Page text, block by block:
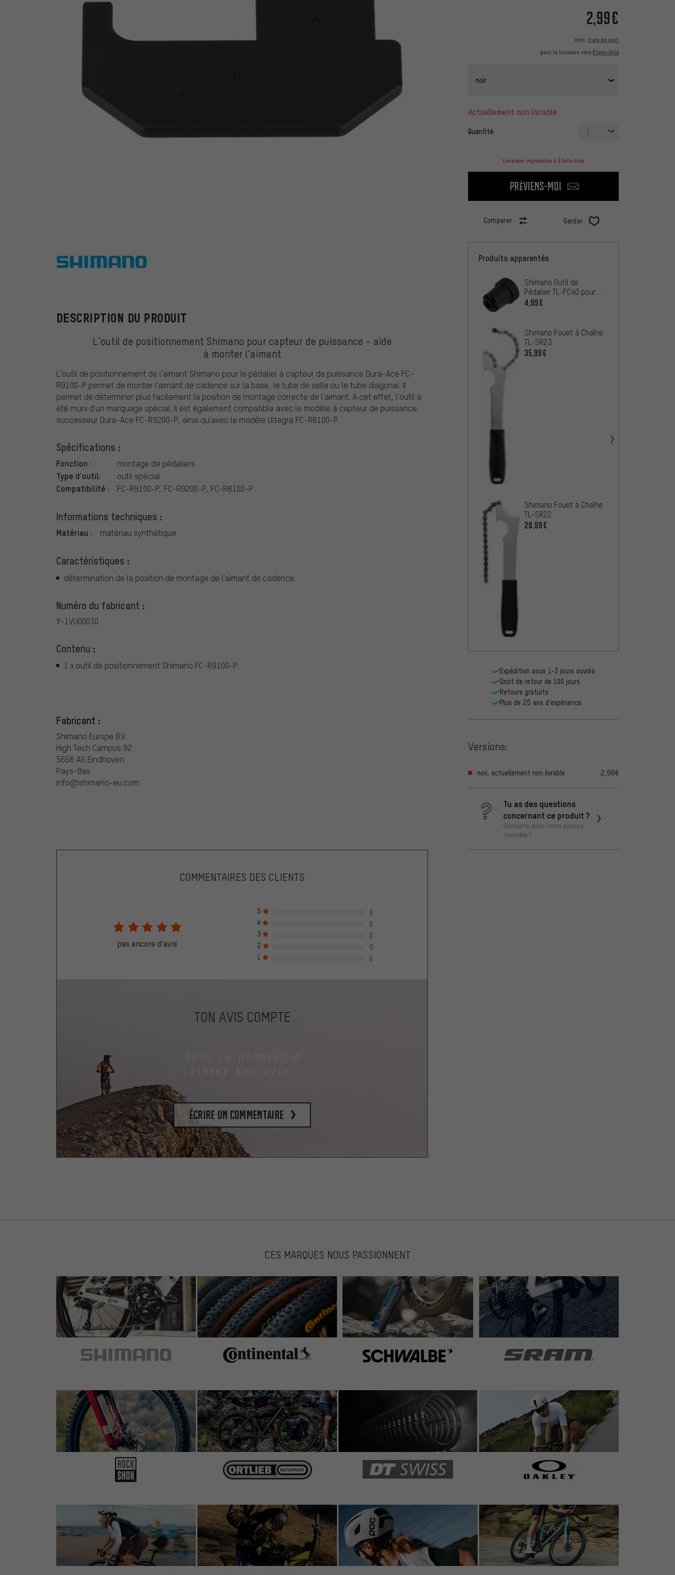
2,99€
excl. frais de port
pour la livraison vers États-Unis
noir
actuellement non livrable
Quantité: 1
Livraison impossible à États-Unis
Préviens-moi
Comparer Garder
Shimano
DESCRIPTION DU PRODUIT
L'outil de positionnement Shimano pour capteur de puissance - aide
à monter l'aimant
L'outil de positionnement de l'aimant Shimano pour le pédalier à capteur de puissance Dura-Ace FC-
R9100-P permet de monter l'aimant de cadence sur la base, le tube de selle ou le tube diagonal. Il
permet de déterminer plus facilement la position de montage correcte de l'aimant. A cet effet, l'outil a
été muni d'un marquage spécial. Il est également compatible avec le modèle à capteur de puissance
successeur Dura-Ace FC-R9200-P, ainsi qu'avec le modèle Ultegra FC-R8100-P.
Spécifications :
Fonction : montage de pédaliers
Type d'outil: outil spécial
Compatibilité : FC-R9100-P, FC-R9200-P, FC-R8100-P
Informations techniques :
Matériau : matériau synthétique
Caractéristiques :
détermination de la position de montage de l'aimant de cadence
Numéro du fabricant :
Y-1VU00030
Contenu :
1 x outil de positionnement Shimano FC-R9100-P
Fabricant :
Shimano Europe B.V.
High Tech Campus 92
5656 AG Eindhoven
Pays-Bas
info@shimano-eu.com
Produits apparentés
Shimano Outil de
Pédalier TL-FC40 pour
Capteur de Puissance
4,99€
Shimano Fouet à Chaîne
TL-SR23
35,99€
Shimano Fouet à Chaîne
TL-SR22
29,99€
Expédition sous 1-3 jours ouvrés
Droit de retour de 100 jours
Retours gratuits
Plus de 25 ans d'expérience
Versions:
noir, actuellement non livrable 2,99€
Tu as des questions
concernant ce produit ?
Contacte donc notre service
clientèle !
COMMENTAIRES DES CLIENTS
pas encore d'avis
5
0
4
0
3
0
2
0
1
0
TON AVIS COMPTE
laisser ton avis !
Écrire un commentaire
CES MARQUES NOUS PASSIONNENT